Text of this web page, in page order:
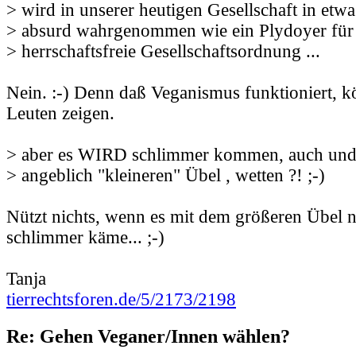
> wird in unserer heutigen Gesellschaft in
> absurd wahrgenommen wie ein Plydoyer für
> herrschaftsfreie Gesellschaftsordnung ...
Nein. :-) Denn daß Veganismus funktioniert,
Leuten zeigen.
> aber es WIRD schlimmer kommen, auch
> angeblich "kleineren" Übel , wetten ?! ;-)
Nützt nichts, wenn es mit dem größeren Übel
schlimmer käme... ;-)
Tanja
tierrechtsforen.de/5/2173/2198
Re: Gehen Veganer/Innen wählen?